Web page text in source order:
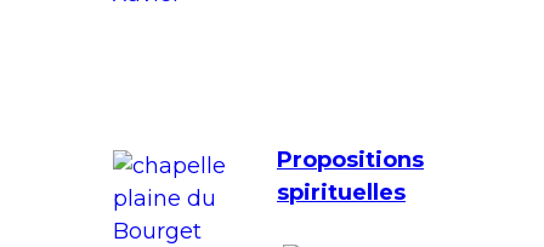
Propositions
spirituelles